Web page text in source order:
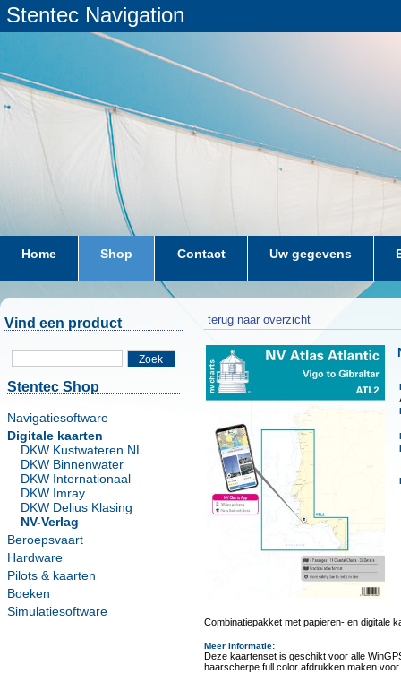
Stentec Navigation
Home Shop Contact Uw gegevens
Vind een product
Zoek
Stentec Shop
Navigatiesoftware
Digitale kaarten
DKW Kustwateren NL
DKW Binnenwater
DKW Internationaal
DKW Imray
DKW Delius Klasing
NV-Verlag
Beroepsvaart
Hardware
Pilots & kaarten
Boeken
Simulatiesoftware
terug naar overzicht
Combinatiepakket met papieren- en digitale
Meer informatie:
Deze kaartenset is geschikt voor alle
haarscherpe full color afdrukken maken